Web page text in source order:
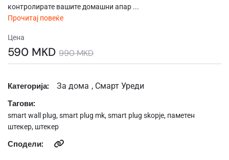
контролирате вашите домашни апар ...
Прочитај повеќе
Цена
590 MKD 990 MKD
Категорија: За дома , Смарт Уреди
Тагови:
smart wall plug, smart plug mk, smart plug skopje, паметен
штекер, штекер
Сподели: